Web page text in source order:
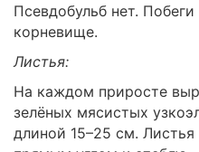
Псевдобульб нет.
корневище.
Листья:
На каждом приросте
зелёных мясистых
длиной 15–25 см. Листья